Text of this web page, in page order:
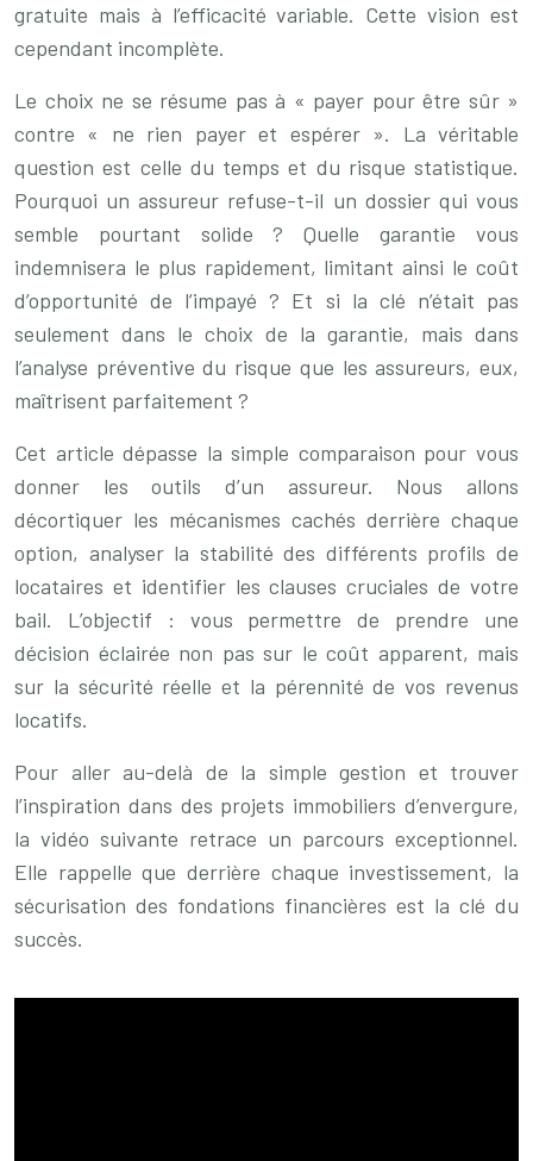
gratuite mais à l’efficacité variable. Cette vision est
cependant incomplète.
Le choix ne se résume pas à « payer pour être sûr »
contre « ne rien payer et espérer ». La véritable
question est celle du temps et du risque statistique.
Pourquoi un assureur refuse-t-il un dossier qui vous
semble pourtant solide ? Quelle garantie vous
indemnisera le plus rapidement, limitant ainsi le coût
d’opportunité de l’impayé ? Et si la clé n’était pas
seulement dans le choix de la garantie, mais dans
l’analyse préventive du risque que les assureurs, eux,
maîtrisent parfaitement ?
Cet article dépasse la simple comparaison pour vous
donner les outils d’un assureur. Nous allons
décortiquer les mécanismes cachés derrière chaque
option, analyser la stabilité des différents profils de
locataires et identifier les clauses cruciales de votre
bail. L’objectif : vous permettre de prendre une
décision éclairée non pas sur le coût apparent, mais
sur la sécurité réelle et la pérennité de vos revenus
locatifs.
Pour aller au-delà de la simple gestion et trouver
l’inspiration dans des projets immobiliers d’envergure,
la vidéo suivante retrace un parcours exceptionnel.
Elle rappelle que derrière chaque investissement, la
sécurisation des fondations financières est la clé du
succès.